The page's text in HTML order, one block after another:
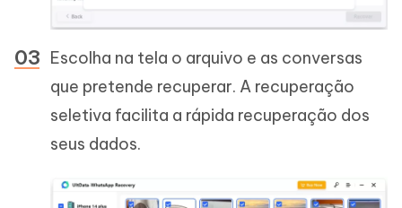
Escolha na tela o arquivo e as conversas
que pretende recuperar. A recuperação
seletiva facilita a rápida recuperação dos
seus dados.